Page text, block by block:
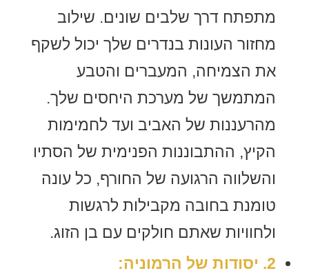
מתפתח דרך שלבים שונים. שילוב
מחזור העונות בנדרים שלך יכול לשקף
את הצמיחה, המעברים והטבע
המתמשך של מערכת היחסים שלך.
מהרעננות של האביב ועד לחמימות
הקיץ, ההתבוננות הפנימית של הסתיו
והשלווה הרגועה של החורף, כל עונה
טומנת בחובה מקבילות לרגשות
ולחוויות שאתם חולקים עם בן הזוג.
2. יסודות של הרמוניה: